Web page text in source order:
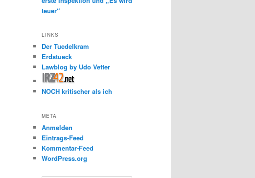
teuer“
LINKS
Der Tuedelkram
Erdstueck
Lawblog by Udo Vetter
NOCH kritischer als ich
META
Anmelden
Eintrags-Feed
Kommentar-Feed
WordPress.org